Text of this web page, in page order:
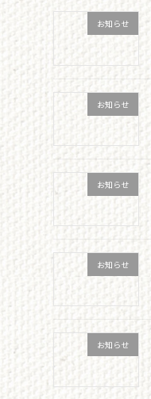
お知らせ
お知らせ
お知らせ
お知らせ
お知らせ